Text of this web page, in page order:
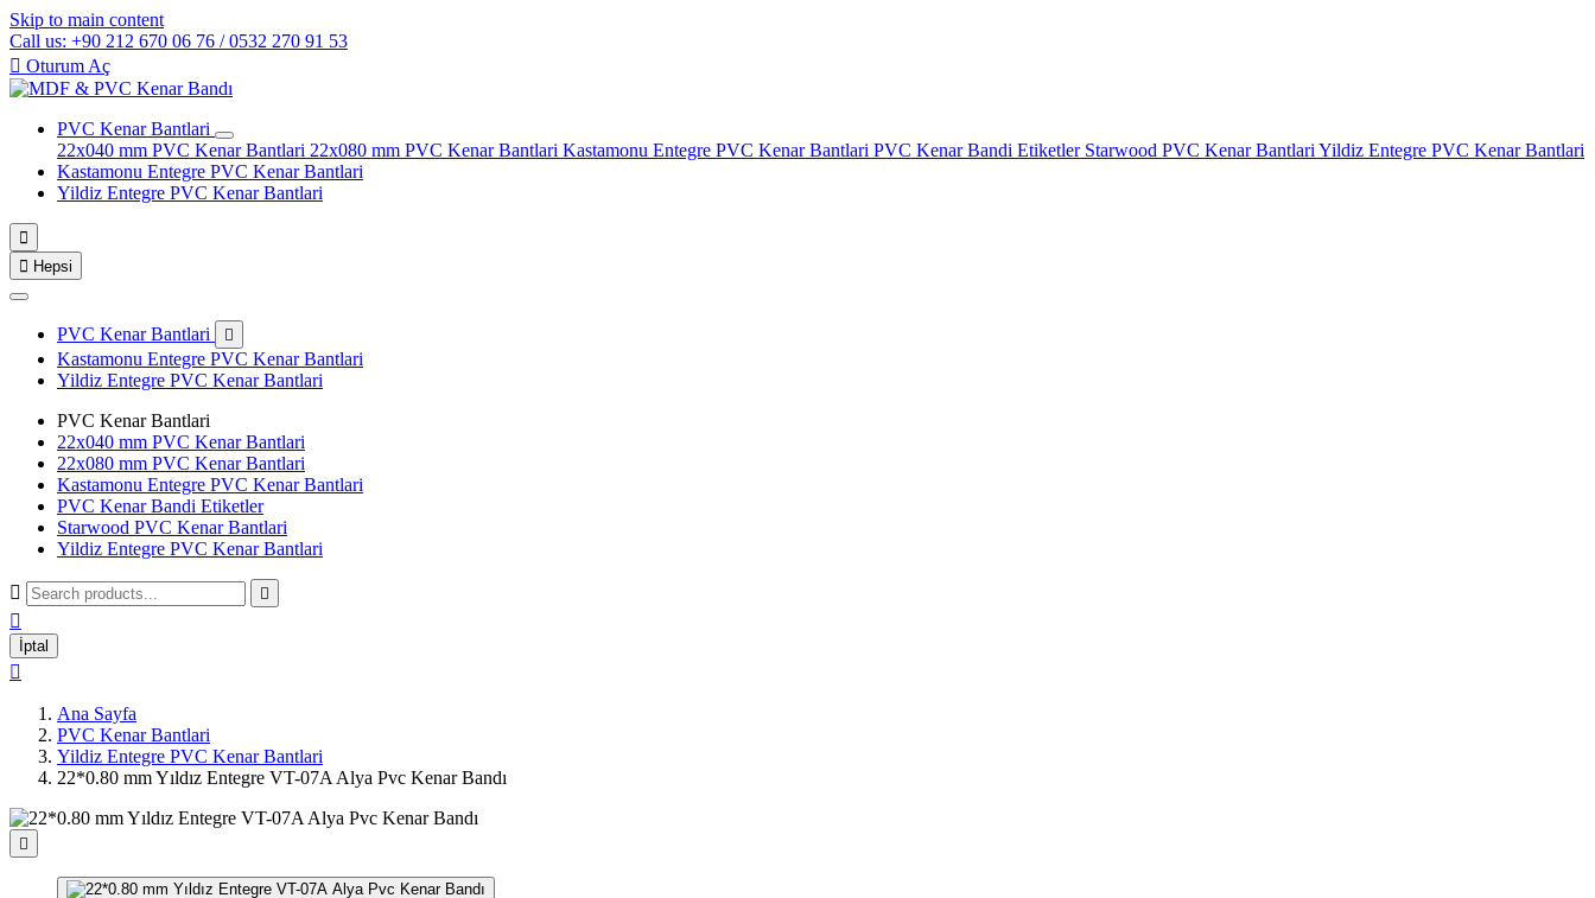
Skip to main content
Call us: +90 212 670 06 76 / 0532 270 91 53
 Oturum Aç
PVC Kenar Bantlari
22x040 mm PVC Kenar Bantlari 22x080 mm PVC Kenar Bantlari Kastamonu Entegre PVC Kenar Bantlari PVC Kenar Bandi Etiketler Starwood PVC Kenar Bantlari Yildiz Entegre PVC Kenar Bantlari
Kastamonu Entegre PVC Kenar Bantlari
Yildiz Entegre PVC Kenar Bantlari

 Hepsi
PVC Kenar Bantlari 
Kastamonu Entegre PVC Kenar Bantlari
Yildiz Entegre PVC Kenar Bantlari
PVC Kenar Bantlari
22x040 mm PVC Kenar Bantlari
22x080 mm PVC Kenar Bantlari
Kastamonu Entegre PVC Kenar Bantlari
PVC Kenar Bandi Etiketler
Starwood PVC Kenar Bantlari
Yildiz Entegre PVC Kenar Bantlari
 

İptal

Ana Sayfa
PVC Kenar Bantlari
Yildiz Entegre PVC Kenar Bantlari
22*0.80 mm Yıldız Entegre VT-07A Alya Pvc Kenar Bandı
